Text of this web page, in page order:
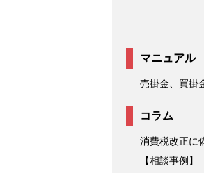
マニュアル
売掛金、買掛
コラム
消費税改正に
【相談事例